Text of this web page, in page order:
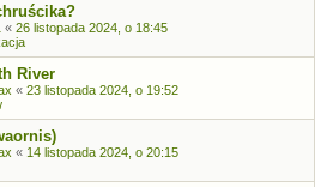
« 26 listopada 2024, o 18:45
River
« 23 listopada 2024, o 19:52
« 14 listopada 2024, o 20:15